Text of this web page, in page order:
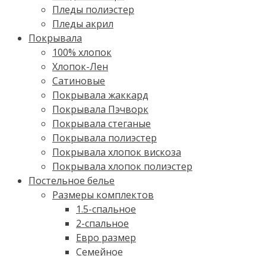
Пледы полиэстер
Пледы акрил
Покрывала
100% хлопок
Хлопок-Лен
Сатиновые
Покрывала жаккард
Покрывала Пэчворк
Покрывала стеганые
Покрывала полиэстер
Покрывала хлопок вискоза
Покрывала хлопок полиэстер
Постельное белье
Размеры комплектов
1.5-спальное
2-спальное
Евро размер
Семейное